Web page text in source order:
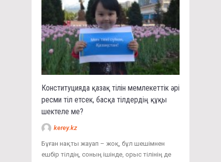
Конституцияда қазақ тілін мемлекеттік әрі
ресми тіл етсек, басқа тілдердің құқы
шектеле ме?
kerey.kz
Бұған нақты жауап – жоқ, бұл шешімнен
ешбір тілдің, соның ішінде, орыс тілінің де